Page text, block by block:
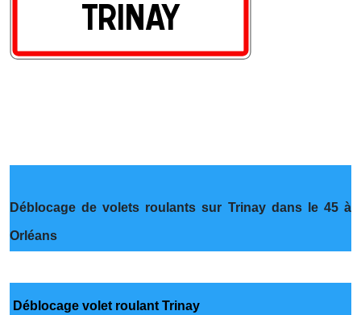
Déblocage de volets roulants sur Trinay dans le 45 à
Orléans
Déblocage volet roulant Trinay